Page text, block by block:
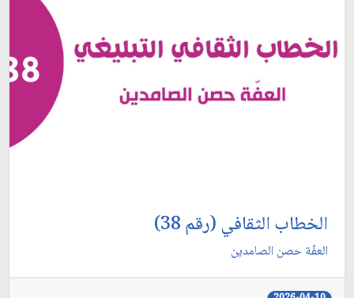
الخطاب الثقافي (رقم 38)
العفّة حصن الصامدين